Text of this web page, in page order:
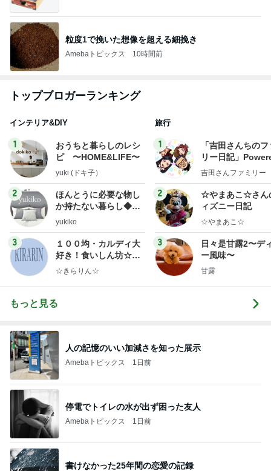
粒度1で挽いた想像を超える細挽き
Amebaトピックス 10時間前
トップブロガーランキング
インテリア&DIY
1
おうちと暮らしのレシ
ピ 〜HOME&LIFE〜
yuki (ドキ子）
2
ほんとうに必要な物し
か持たない暮らし◆Ke
ep Life Simple◆〜イ
yukiko
3
１００均・カルディ大
好き！食いしん坊☆き
らりん☆のブログ
☆きらりん☆
旅行
1
「吉田さんちの
リー日記」
y Ameba 吉田さ
ログ
吉田さんファミリー
2
☆やまあこ☆さん
ィズニー日記
☆やまあこ☆
3
日々是甘露2〜デ
ー風味〜
甘露
もっと見る
人の記憶のいい加減さを知った展示
Amebaトピックス 1日前
停電でトイレの水が出ず困った友人
Amebaトピックス 1日前
書けなかった25年間の恋愛の記録